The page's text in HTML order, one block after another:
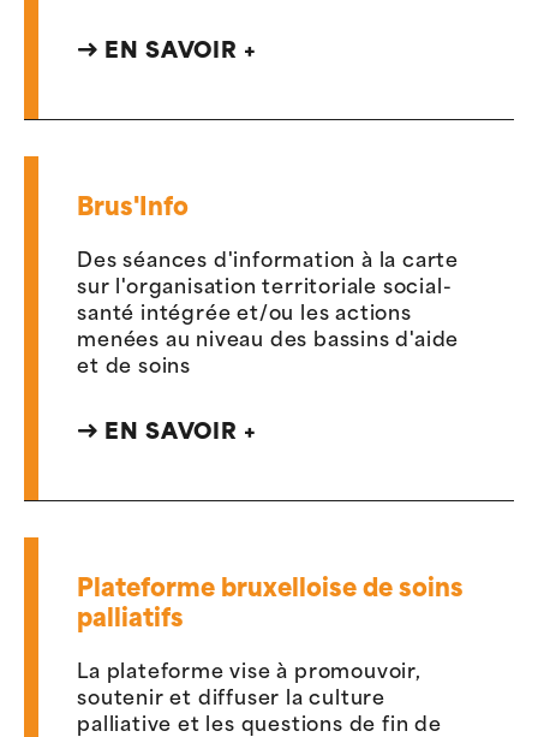
EN SAVOIR +
Brus'Info
Des séances d'information à la carte
sur l'organisation territoriale social-
santé intégrée et/ou les actions
menées au niveau des bassins d'aide
et de soins
EN SAVOIR +
Plateforme bruxelloise de soins
palliatifs
La plateforme vise à promouvoir,
soutenir et diffuser la culture
palliative et les questions de fin de